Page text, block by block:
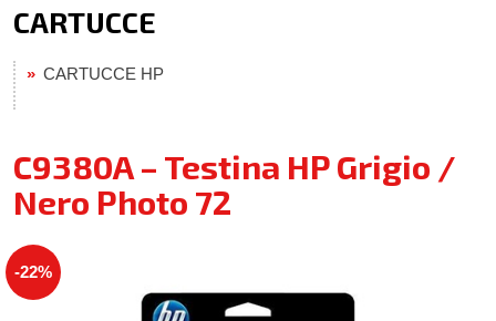
CARTUCCE
CARTUCCE HP
C9380A – Testina HP Grigio /
Nero Photo 72
-22%